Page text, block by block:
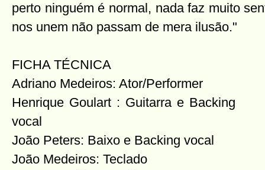
perto ninguém é normal, nada faz muito
nos unem não passam de mera ilusão."
FICHA TÉCNICA
Adriano Medeiros: Ator/Performer
Henrique Goulart : Guitarra e Backing
vocal
João Peters: Baixo e Backing vocal
João Medeiros: Teclado